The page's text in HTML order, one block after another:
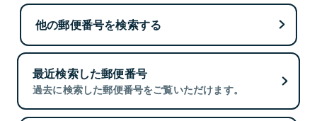
他の郵便番号を検索する
最近検索した郵便番号
過去に検索した郵便番号をご覧いただけます。